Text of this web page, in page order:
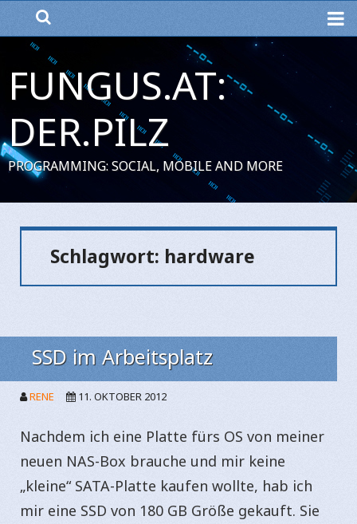
FUNGUS.AT:
DER.PILZ
PROGRAMMING: SOCIAL, MOBILE AND MORE
Schlagwort: hardware
SSD im Arbeitsplatz
RENE 11. OKTOBER 2012
Nachdem ich eine Platte fürs OS von meiner
neuen NAS-Box brauche und mir keine
„kleine“ SATA-Platte kaufen wollte, hab ich
mir eine SSD von 180 GB Größe gekauft. Sie